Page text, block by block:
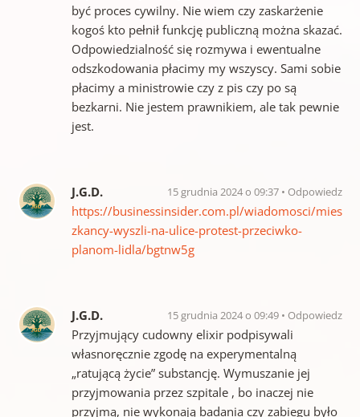
być proces cywilny. Nie wiem czy zaskarżenie
kogoś kto pełnił funkcję publiczną można skazać.
Odpowiedzialność się rozmywa i ewentualne
odszkodowania płacimy my wszyscy. Sami sobie
płacimy a ministrowie czy z pis czy po są
bezkarni. Nie jestem prawnikiem, ale tak pewnie
jest.
J.G.D. 15 grudnia 2024 o 09:37 Odpowiedz
https://businessinsider.com.pl/wiadomosci/mies
zkancy-wyszli-na-ulice-protest-przeciwko-
planom-lidla/bgtnw5g
J.G.D. 15 grudnia 2024 o 09:49 Odpowiedz
Przyjmujący cudowny elixir podpisywali
własnoręcznie zgodę na experymentalną
„ratującą życie” substancję. Wymuszanie jej
przyjmowania przez szpitale , bo inaczej nie
przyjmą, nie wykonają badania czy zabiegu było